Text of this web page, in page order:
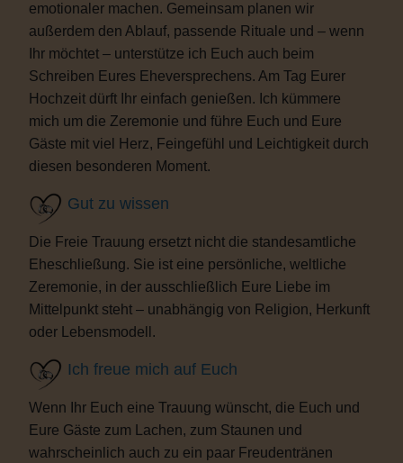
emotionaler machen. Gemeinsam planen wir
außerdem den Ablauf, passende Rituale und – wenn
Ihr möchtet – unterstütze ich Euch auch beim
Schreiben Eures Eheversprechens. Am Tag Eurer
Hochzeit dürft Ihr einfach genießen. Ich kümmere
mich um die Zeremonie und führe Euch und Eure
Gäste mit viel Herz, Feingefühl und Leichtigkeit durch
diesen besonderen Moment.
Gut zu wissen
Die Freie Trauung ersetzt nicht die standesamtliche
Eheschließung. Sie ist eine persönliche, weltliche
Zeremonie, in der ausschließlich Eure Liebe im
Mittelpunkt steht – unabhängig von Religion, Herkunft
oder Lebensmodell.
Ich freue mich auf Euch
Wenn Ihr Euch eine Trauung wünscht, die Euch und
Eure Gäste zum Lachen, zum Staunen und
wahrscheinlich auch zu ein paar Freudentränen